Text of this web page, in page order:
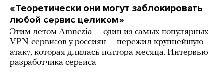
«Теоретически они могут заблокировать
любой сервис целиком»
Этим летом Amnezia — один из самых популярных
VPN-сервисов у россиян — пережил крупнейшую
атаку, которая длилась полтора месяца. Интервью
разработчика сервиса